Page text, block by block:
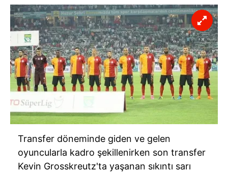
Transfer döneminde giden ve gelen
oyuncularla kadro şekillenirken son transfer
Kevin Grosskreutz'ta yaşanan sıkıntı sarı